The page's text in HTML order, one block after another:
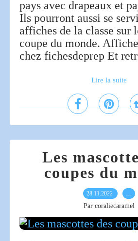
pays avec drapeaux et
Ils pourront aussi se
affiches de la classe sur
coupe du monde.
chez fichesdeprep Et
Lire la suite
Les
coupes du
28.11.2022 …
Par coraliecaramel